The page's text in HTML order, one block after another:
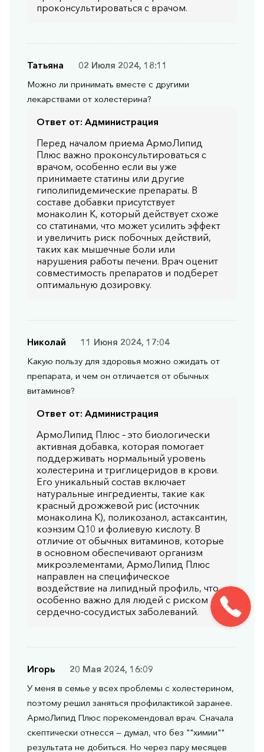
проконсультироваться с врачом.
Татьяна
02 Июля 2024, 18:11
Можно ли принимать вместе с другими
лекарствами от холестерина?
Ответ от: Администрация
Перед началом приема АрмоЛипид
Плюс важно проконсультироваться с
врачом, особенно если вы уже
принимаете статины или другие
гиполипидемические препараты. В
составе добавки присутствует
монаколин К, который действует схоже
со статинами, что может усилить эффект
и увеличить риск побочных действий,
таких как мышечные боли или
нарушения работы печени. Врач оценит
совместимость препаратов и подберет
оптимальную дозировку.
Николай
11 Июня 2024, 17:04
Какую пользу для здоровья можно ожидать от
препарата, и чем он отличается от обычных
витаминов?
Ответ от: Администрация
АрмоЛипид Плюс – это биологически
активная добавка, которая помогает
поддерживать нормальный уровень
холестерина и триглицеридов в крови.
Его уникальный состав включает
натуральные ингредиенты, такие как
красный дрожжевой рис (источник
монаколина К), поликозанол, астаксантин,
коэнзим Q10 и фолиевую кислоту. В
отличие от обычных витаминов, которые
в основном обеспечивают организм
микроэлементами, АрмоЛипид Плюс
направлен на специфическое
воздействие на липидный профиль, что
особенно важно для людей с риском
сердечно-сосудистых заболеваний.
Игорь
20 Мая 2024, 16:09
У меня в семье у всех проблемы с холестерином,
поэтому решил заняться профилактикой заранее.
АрмоЛипид Плюс порекомендовал врач. Сначала
скептически отнесся — думал, что без ""химии""
результата не добиться. Но через пару месяцев